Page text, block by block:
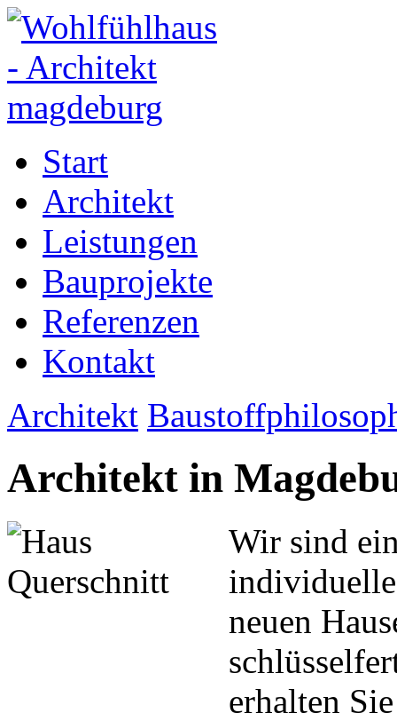
Start
Architekt
Leistungen
Bauprojekte
Referenzen
Kontakt
Architekt
Architekt in
Wir sind
neuen
erhalten